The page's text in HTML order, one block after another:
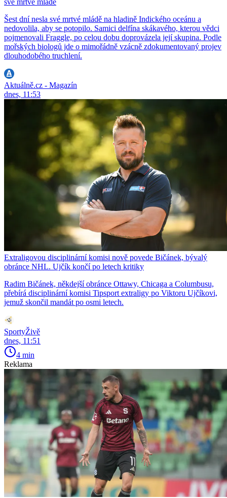
Šest dní nesla své mrtvé mládě na hladině Indického oceánu a
nedovolila, aby se potopilo. Samici delfína skákavého, kterou vědci
pojmenovali Fraggle, po celou dobu doprovázela její skupina. Podle
mořských biologů jde o mimořádně vzácně zdokumentovaný projev
dlouhodobého truchlení.
Aktuálně.cz - Magazín
dnes, 11:53
Extraligovou disciplinární komisi nově povede Bičánek, bývalý
obránce NHL. Ujčík končí po letech kritiky
Radim Bičánek, někdejší obránce Ottawy, Chicaga a Columbusu,
přebírá disciplinární komisi Tipsport extraligy po Viktoru Ujčíkovi,
jemuž skončil mandát po osmi letech.
SportyŽivě
dnes, 11:51
4 min
Reklama